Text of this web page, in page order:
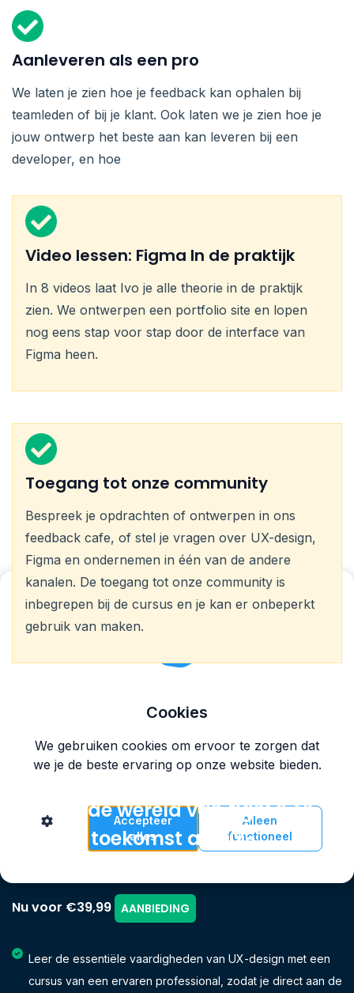
Aanleveren als een pro
We laten je zien hoe je feedback kan ophalen bij
teamleden of bij je klant. Ook laten we je zien hoe je
jouw ontwerp het beste aan kan leveren bij een
developer, en hoe
Video lessen: Figma In de praktijk
In 8 videos laat Ivo je alle theorie in de praktijk
zien. We ontwerpen een portfolio site en lopen
nog eens stap voor stap door de interface van
Figma heen.
Toegang tot onze community
Bespreek je opdrachten of ontwerpen in ons
feedback cafe, of stel je vragen over UX-design,
Figma en ondernemen in één van de andere
kanalen. De toegang tot onze community is
inbegrepen bij de cursus en je kan er onbeperkt
gebruik van maken.
Ontdek de wereld van figma en
bouw je toekomst als ux-
Nu voor €39,99 AANBIEDING
Leer de essentiële vaardigheden van UX-design met een
cursus van een ervaren professional, zodat je direct aan de
Cookies
We gebruiken cookies om ervoor te zorgen dat
we je de beste ervaring op onze website bieden.
Alleen
functioneel
Accepteer
alles